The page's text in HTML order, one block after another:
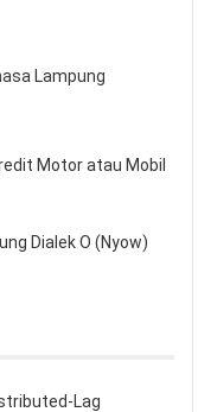
Lampung
Motor atau Mobil
Dialek O (Nyow)
Lag